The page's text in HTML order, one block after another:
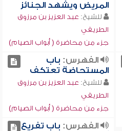
المريض ويشهد الجنائز
للشيخ: عبد العزيز بن مرزوق
الطريفي
جزء من محاضرة ( أبواب الصيام)
الفهرس: باب
المستحاضة تعتكف
للشيخ: عبد العزيز بن مرزوق
الطريفي
جزء من محاضرة ( أبواب الصيام)
الفهرس: باب تفريع